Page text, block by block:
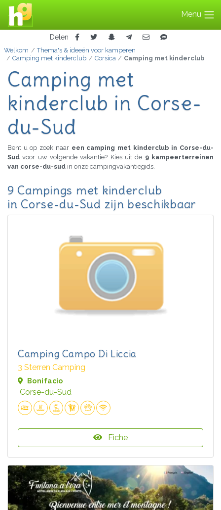
Menu
Delen
Welkom
Thema's & ideeën voor kamperen
Camping met kinderclub
Corsica Camping met kinderclub
Camping met
kinderclub in Corse-
du-Sud
Bent u op zoek naar een camping met kinderclub in Corse-du-
Sudvoor uw volgende vakantie? Kies uit de 9 kampeerterreinen
van corse-du-sud in onze campingvakantiegids.
9 Campings met kinderclub
in Corse-du-Sud zijn beschikbaar
Camping Campo Di Liccia
3 Sterren Camping
Bonifacio
Corse-du-Sud
Fiche